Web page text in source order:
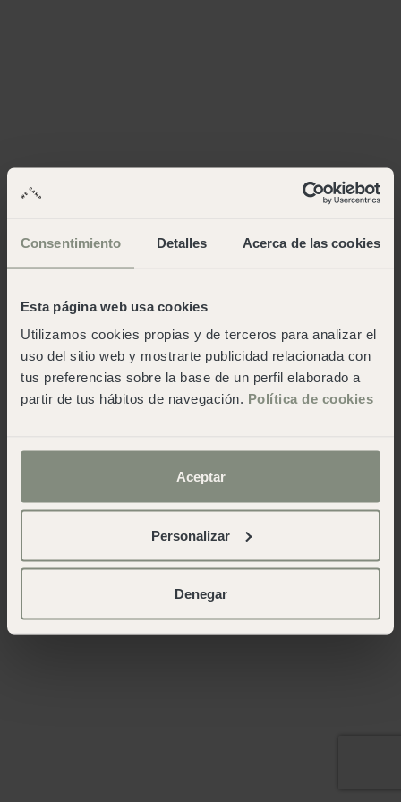
Consentimiento Detalles Acerca de las cookies
Esta página web usa cookies
Utilizamos cookies propias y de terceros para analizar el
uso del sitio web y mostrarte publicidad relacionada con
tus preferencias sobre la base de un perfil elaborado a
partir de tus hábitos de navegación. Política de cookies
Aceptar
Personalizar
Denegar